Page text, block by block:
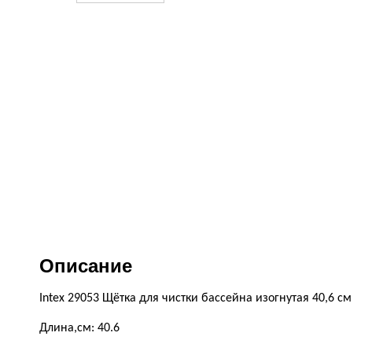
Описание
Intex 29053 Щётка для чистки бассейна изогнутая 40,6 см
Длина,см: 40.6